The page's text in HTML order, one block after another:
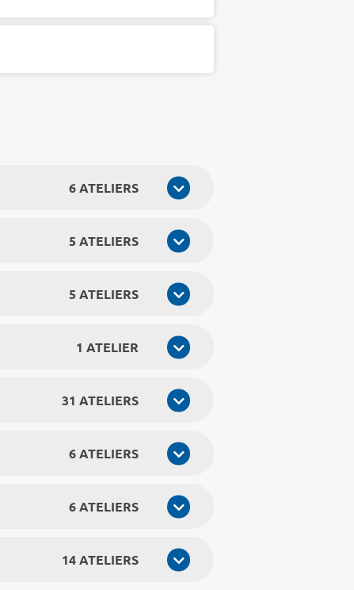
6 ATELIERS
5 ATELIERS
5 ATELIERS
1 ATELIER
31 ATELIERS
6 ATELIERS
6 ATELIERS
14 ATELIERS